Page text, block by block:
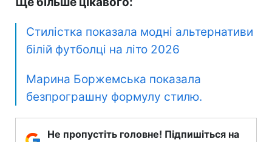
Стилістка показала модні альтернативи
білій футболці на літо 2026
Марина Боржемська показала
безпрограшну формулу стилю.
Не пропустіть головне! Підпишіться на